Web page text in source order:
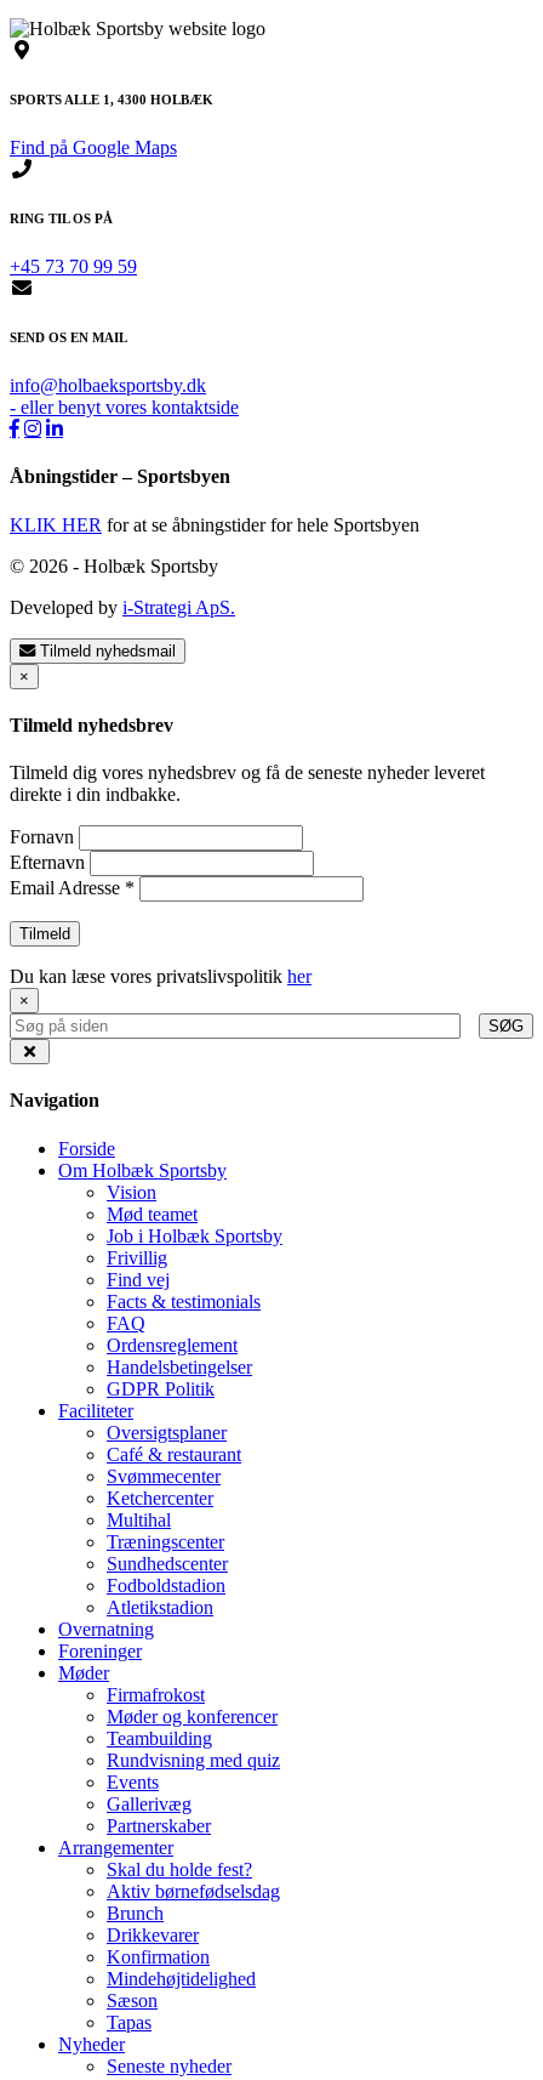
SPORTS ALLE 1, 4300 HOLBÆK
Find på Google Maps
RING TIL OS PÅ
+45 73 70 99 59
SEND OS EN MAIL
info@holbaeksportsby.dk
- eller benyt vores kontaktside
Åbningstider – Sportsbyen
KLIK HER for at se åbningstider for hele Sportsbyen
© 2026 - Holbæk Sportsby
Developed by i-Strategi ApS.
Tilmeld nyhedsmail
×
Tilmeld nyhedsbrev
Tilmeld dig vores nyhedsbrev og få de seneste nyheder leveret
direkte i din indbakke.
Fornavn
Efternavn
Email Adresse *
Du kan læse vores privatslivspolitik her
×
SØG
Navigation
Forside
Om Holbæk Sportsby
Vision
Mød teamet
Job i Holbæk Sportsby
Frivillig
Find vej
Facts & testimonials
FAQ
Ordensreglement
Handelsbetingelser
GDPR Politik
Faciliteter
Oversigtsplaner
Café & restaurant
Svømmecenter
Ketchercenter
Multihal
Træningscenter
Sundhedscenter
Fodboldstadion
Atletikstadion
Overnatning
Foreninger
Møder
Firmafrokost
Møder og konferencer
Teambuilding
Rundvisning med quiz
Events
Gallerivæg
Partnerskaber
Arrangementer
Skal du holde fest?
Aktiv børnefødselsdag
Brunch
Drikkevarer
Konfirmation
Mindehøjtidelighed
Sæson
Tapas
Nyheder
Seneste nyheder